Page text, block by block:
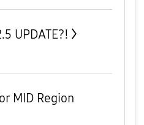
UPDATE?!
MID Region